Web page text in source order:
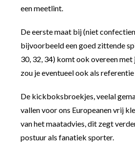
een meetlint.
De eerste maat bij (niet
bijvoorbeeld een goed zittende
30, 32, 34) komt ook overeen
zou je eventueel ook als
De kickboksbroekjes, veelal
vallen voor ons Europeanen vrij
van het maatadvies, dit zegt
postuur als fanatiek sporter.